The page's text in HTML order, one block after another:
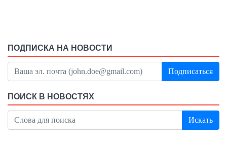
ПОДПИСКА НА НОВОСТИ
Подписаться
ПОИСК В НОВОСТЯХ
Искать